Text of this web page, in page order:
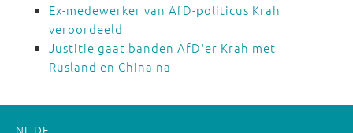
Ex-medewerker van AfD-politicus Krah
veroordeeld
Justitie gaat banden AfD'er Krah met
Rusland en China na
NL DE